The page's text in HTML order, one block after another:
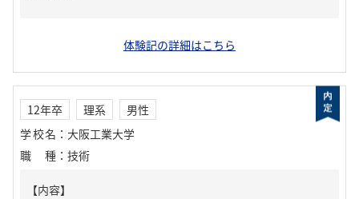
体験記の詳細はこちら
12年卒 理系
男性
学校名 ： 大阪工業大学
職種 ： 技術
【内容】